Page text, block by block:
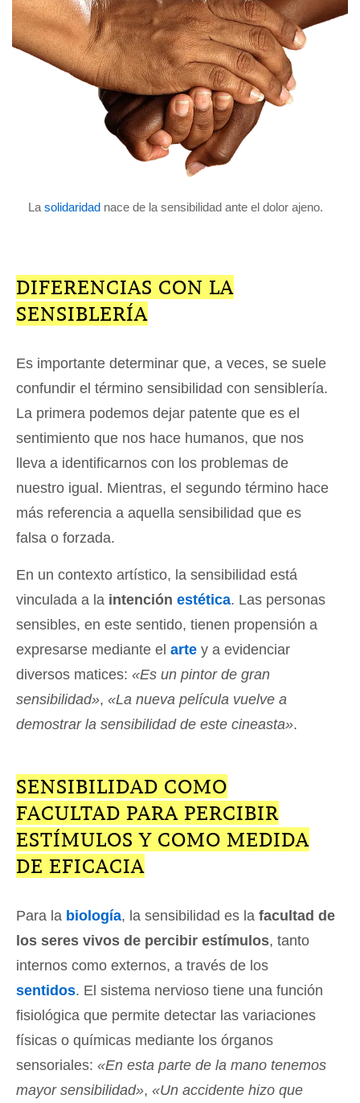
Lasolidaridad nace de la sensibilidad ante el dolor ajeno.
DIFERENCIAS CON LA
SENSIBLERÍA
Es importante determinar que, a veces, se suele
confundir el término sensibilidad con sensiblería.
La primera podemos dejar patente que es el
sentimiento que nos hace humanos, que nos
lleva a identificarnos con los problemas de
nuestro igual. Mientras, el segundo término hace
más referencia a aquella sensibilidad que es
falsa o forzada.
En un contexto artístico, la sensibilidad está
vinculada a la intención estética. Las personas
sensibles, en este sentido, tienen propensión a
expresarse mediante el arte y a evidenciar
diversos matices: «Es un pintor de gran
sensibilidad», «La nueva película vuelve a
demostrar la sensibilidad de este cineasta».
SENSIBILIDAD COMO
FACULTAD PARA PERCIBIR
ESTÍMULOS Y COMO MEDIDA
DE EFICACIA
Para la biología, la sensibilidad es la facultad de
los seres vivos de percibir estímulos, tanto
internos como externos, a través de los
sentidos. El sistema nervioso tiene una función
fisiológica que permite detectar las variaciones
físicas o químicas mediante los órganos
sensoriales: «En esta parte de la mano tenemos
mayor sensibilidad», «Un accidente hizo que